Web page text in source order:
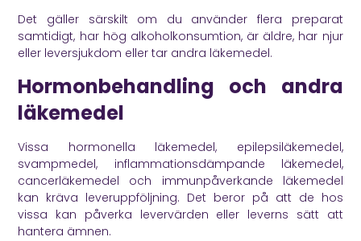
Det gäller särskilt om du använder flera preparat
samtidigt, har hög alkoholkonsumtion, är äldre, har njur
eller leversjukdom eller tar andra läkemedel.
Hormonbehandling och andra
läkemedel
Vissa hormonella läkemedel, epilepsiläkemedel,
svampmedel, inflammationsdämpande läkemedel,
cancerläkemedel och immunpåverkande läkemedel
kan kräva leveruppföljning. Det beror på att de hos
vissa kan påverka levervärden eller leverns sätt att
hantera ämnen.